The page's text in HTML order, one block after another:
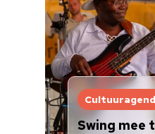
Swing mee